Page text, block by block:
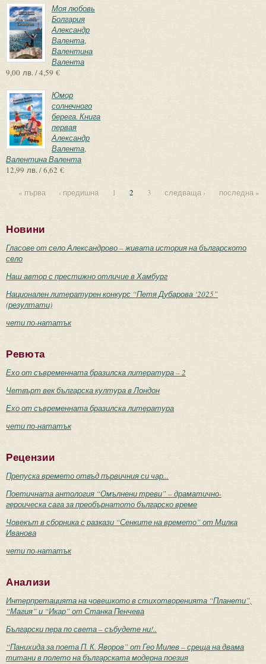
Моя любовь
Болгария
Александр
Валента,
Валентина
Валента
9,00 лв. / 4,59 €
Юмор
солнечного
берега. Книга
первая
Александр
Валента,
Валентина Валента
12,99 лв. / 6,62 €
« първа ‹ предишна 1 2 3 следваща › последна »
Новини
Гласове от село Александрово – живата история на българското
село
Наш автор с престижно отличие в Хамбург
Национален литературен конкурс “Петя Дубарова ‘2025”
(резултати)
чети по-нататък
Ревюта
Ехо от съвременната бразилска литература – 2
Четвърт век българска култура в Лондон
Ехо от съвременната бразилска литература
чети по-нататък
Рецензии
Препуска времето отвъд първичния си чар...
Поетичната антология “Омълнени треви” – драматично-
героическа сага за преобърнатото българско време
Човекът в сборника с разкази “Сенките на времето” от Милка
Иванова
чети по-нататък
Анализи
Интерпретацията на човешкото в стихотворенията “Планети”,
“Магия” и “Икар” от Станка Пенчева
Български пера по света – събудете ни!..
“Панихида за поета П. К. Яворов” от Гео Милев – среща на двама
титани в полето на българската модерна поезия